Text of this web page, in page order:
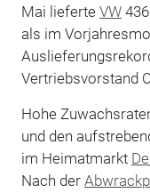
Mai lieferte VW
als im
Vertriebsvorstand
Hohe
und den
im Heimatmarkt
Nach der